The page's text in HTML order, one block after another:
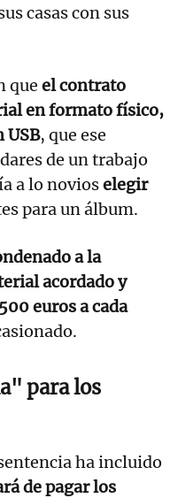
casas con sus
que el contrato
en formato físico,
USB, que ese
de un trabajo
a lo novioselegir
para un álbum.
a la
acordado y
euros a cada
para los
ha incluido
de pagar los